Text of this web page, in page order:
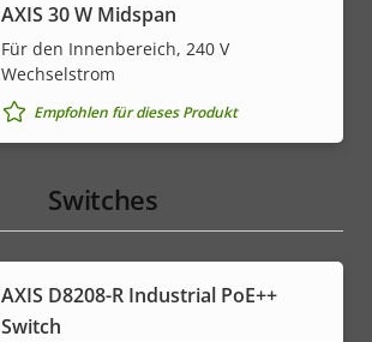
AXIS 30 W Midspan
Für den Innenbereich, 240 V
Wechselstrom
Empfohlen für dieses Produkt
Switches
AXIS D8208-R Industrial PoE++
Switch